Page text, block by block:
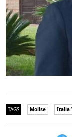
TAGS Molise Italia